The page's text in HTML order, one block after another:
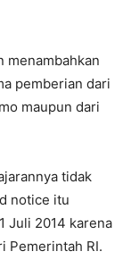
menambahkan
pemberian dari
maupun dari
tidak
notice itu
Juli 2014 karena
Pemerintah RI.